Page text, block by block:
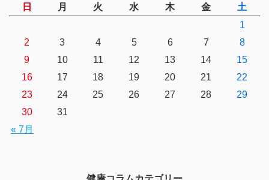
日 月 火 水 木 金 土
« 7月
1
2
3 4 5 6 7
8
9
10 11 12 13 14
15
16
17 18 19 20 21
22
23
24 25 26 27 28
29
30
31